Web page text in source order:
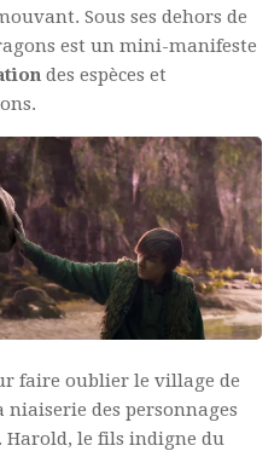
Sous ses dehors de
est un mini-manifeste
des espèces et
faire oublier le village de
niaiserie des personnages
. Harold, le fils indigne du